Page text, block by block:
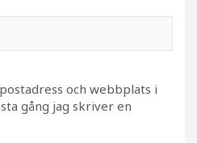
och webbplats i
gång jag skriver en